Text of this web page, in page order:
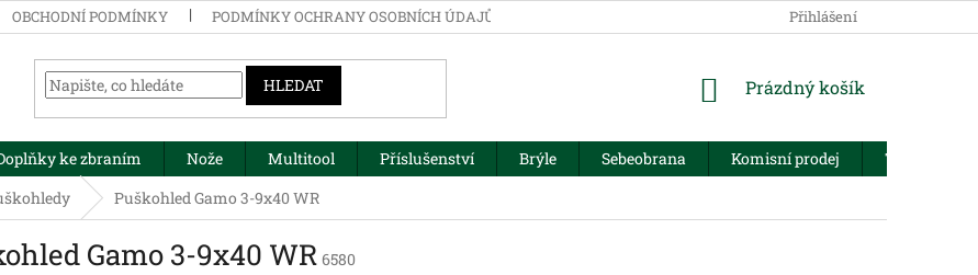
OBCHODNÍ PODMÍNKY PODMÍNKY OCHRANY OSOBNÍCH ÚDAJŮ Přihlášení
HLEDAT
NÁKUPNÍ
Prázdný košík
ke zbraním Nože Multitool Příslušenství Brýle Sebeobrana Komisní prodej
Trezory
Puškohled Gamo 3-9x40 WR
Gamo 3-9x40 WR 6580